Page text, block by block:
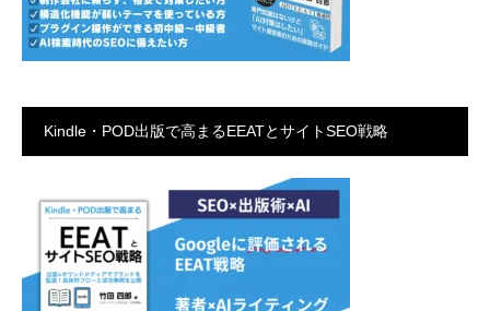
Kindle・POD出版で高まるEEATとサイトSEO戦略